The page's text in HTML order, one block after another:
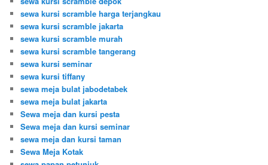
sewa kursi scramble harga terjangkau
sewa kursi scramble jakarta
sewa kursi scramble murah
sewa kursi scramble tangerang
sewa kursi seminar
sewa kursi tiffany
sewa meja bulat jabodetabek
sewa meja bulat jakarta
Sewa meja dan kursi pesta
Sewa meja dan kursi seminar
sewa meja dan kursi taman
Sewa Meja Kotak